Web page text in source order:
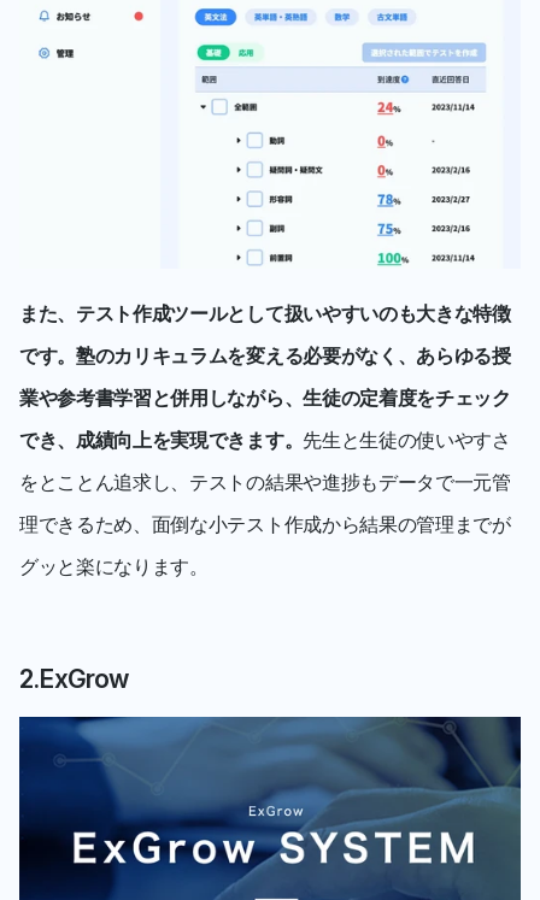
また、テスト作成ツールとして扱いやすいのも大きな特徴
です。塾のカリキュラムを変える必要がなく、あらゆる授
業や参考書学習と併用しながら、生徒の定着度をチェック
でき、成績向上を実現できます。 先生と生徒の使いやすさ
をとことん追求し、テストの結果や進捗もデータで一元管
理できるため、面倒な小テスト作成から結果の管理までが
グッと楽になります。
2.ExGrow